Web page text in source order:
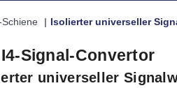
Isolierter universeller
Signal-Convertor
universeller